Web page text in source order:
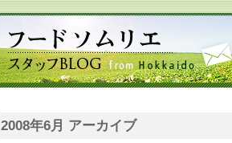
2008年6月 アーカイブ